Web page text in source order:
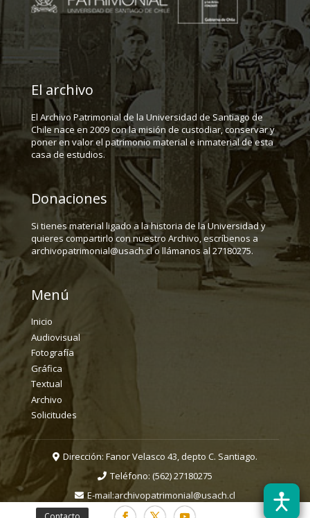
El archivo
El Archivo Patrimonial de la Universidad de Santiago de
Chile nace en 2009 con la misión de custodiar, conservar y
poner en valor el patrimonio material e inmaterial de esta
casa de estudios.
Donaciones
Si tienes material ligado a la historia de la Universidad y
quieres compartirlo con nuestro Archivo, escríbenos a
archivopatrimonial@usach.cl o llámanos al 27180275.
Menú
Inicio
Audiovisual
Fotografía
Gráfica
Textual
Archivo
Solicitudes
Dirección: Fanor Velasco 43, depto C. Santiago.
Teléfono: (562) 27180275
E-mail:archivopatrimonial@usach.cl